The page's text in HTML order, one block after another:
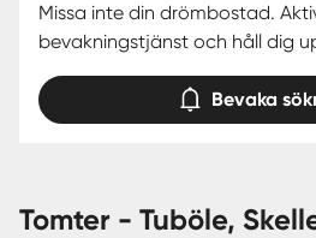
Missa inte din drömbostad.
bevakningstjänst och håll dig
Bevaka
tomter - Tuböle,